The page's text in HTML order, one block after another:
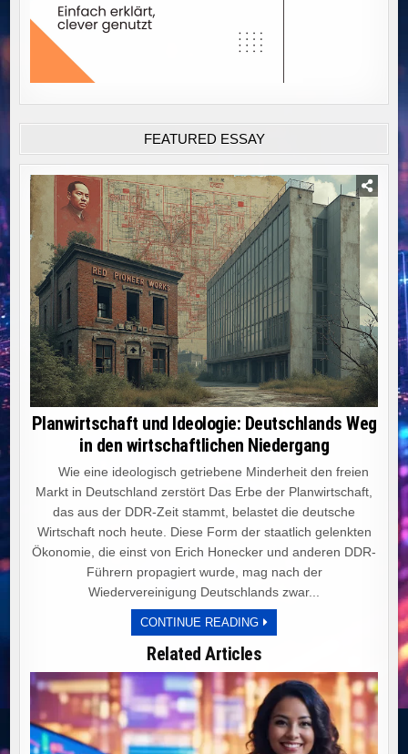
FEATURED ESSAY
Planwirtschaft und Ideologie: Deutschlands Weg
in den wirtschaftlichen Niedergang
Wie eine ideologisch getriebene Minderheit den freien
Markt in Deutschland zerstört Das Erbe der Planwirtschaft,
das aus der DDR-Zeit stammt, belastet die deutsche
Wirtschaft noch heute. Diese Form der staatlich gelenkten
Ökonomie, die einst von Erich Honecker und anderen DDR-
Führern propagiert wurde, mag nach der
Wiedervereinigung Deutschlands zwar...
CONTINUE READINGPLANWIRTSCHAFT
UND
DEUTSCHLANDS
IN
DEN
WIRTSCHAFTLICHEN
NIEDERGANG
Related Articles